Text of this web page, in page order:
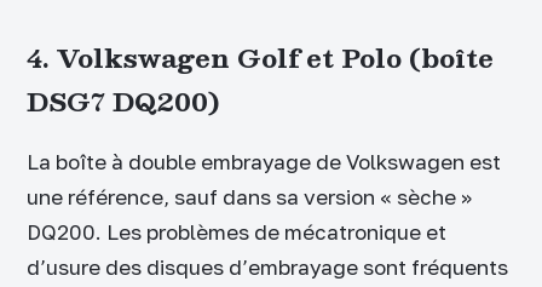
4. Volkswagen Golf et Polo (boîte
DSG7 DQ200)
La boîte à double embrayage de Volkswagen est
une référence, sauf dans sa version « sèche »
DQ200. Les problèmes de mécatronique et
d’usure des disques d’embrayage sont fréquents